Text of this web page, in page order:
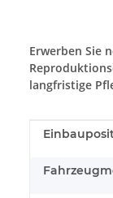
Erwerben Sie
langfristige
Wert